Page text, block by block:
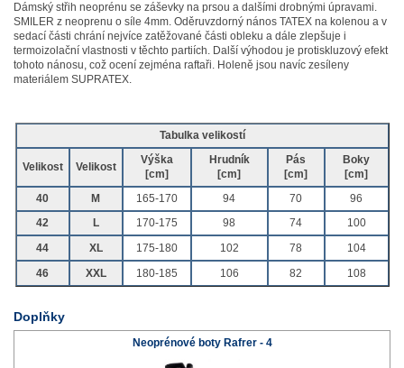
Dámský střih neoprénu se záševky na prsou a dalšími drobnými úpravami.
SMILER z neoprenu o síle 4mm. Oděruvzdorný nános TATEX na kolenou a v
sedací části chrání nejvíce zatěžované části obleku a dále zlepšuje i
termoizolační vlastnosti v těchto partiích. Další výhodou je protiskluzový efekt
tohoto nánosu, což ocení zejména raftaři. Holeně jsou navíc zesíleny
materiálem SUPRATEX.
Tabulka velikostí
Velikost Velikost
Výška
[cm]
Hrudník
[cm]
Pás
[cm]
Boky
[cm]
40
M 165-170 94 70
96
42
L 170-175 98 74
100
44
XL 175-180 102 78
104
46
XXL 180-185 106 82 108
Doplňky
Neoprénové boty Rafrer - 4